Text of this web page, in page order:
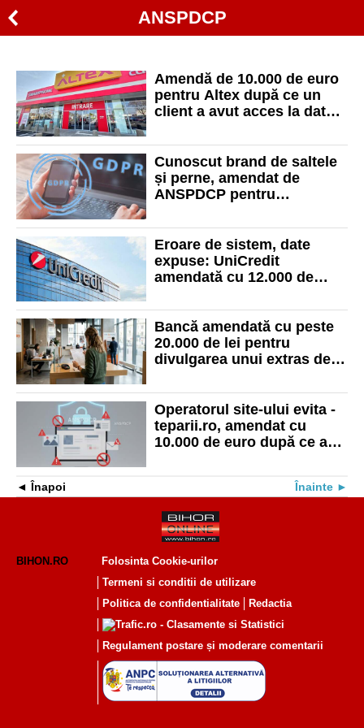
ANSPDCP
Amendă de 10.000 de euro
pentru Altex după ce un
client a avut acces la datele
Cunoscut brand de saltele
și perne, amendat de
ANSPDCP pentru
opoziție la marketing direct
Eroare de sistem, date
expuse: UniCredit
amendată cu 12.000 de
GDPR
Bancă amendată cu peste
20.000 de lei pentru
divulgarea unui extras de
neautorizată
Operatorul site-ului evita -
teparii.ro, amendat cu
10.000 de euro după ce a
Înapoi Înainte
BIHON.RO
Folosinta Cookie-urilor
Termeni si conditii de utilizare
Politica de confidentialitate
Redactia
Regulament postare și moderare comentarii